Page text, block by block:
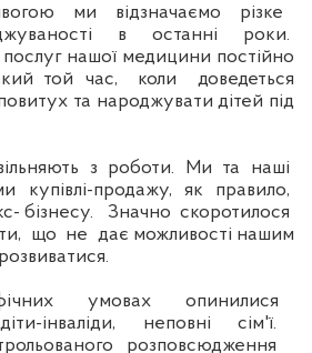
ми відзначаємо різке
в останні роки.
послуг нашої медицини постійно
той час, коли доведеться
та народжувати дітей під
з роботи. Ми та наші
купівлі-продажу, як правило,
бізнесу. Значно скоротилося
що не дає можливості нашим
умовах опинилися
діти-інваліди, неповні сім'ї.
розповсюдження